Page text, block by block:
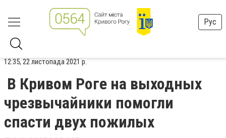
Рус
12:35, 22 листопада 2021 р.
В Кривом Роге на выходных
чрезвычайники помогли
спасти двух пожилых